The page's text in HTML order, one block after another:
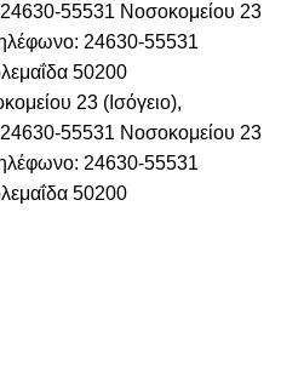
55531 Νοσοκομείου 23
24630-55531
50200
23 (Ισόγειο),
55531 Νοσοκομείου 23
24630-55531
50200